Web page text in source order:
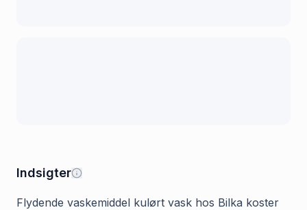
Indsigter
Flydende vaskemiddel kulørt vask hos Bilka koster